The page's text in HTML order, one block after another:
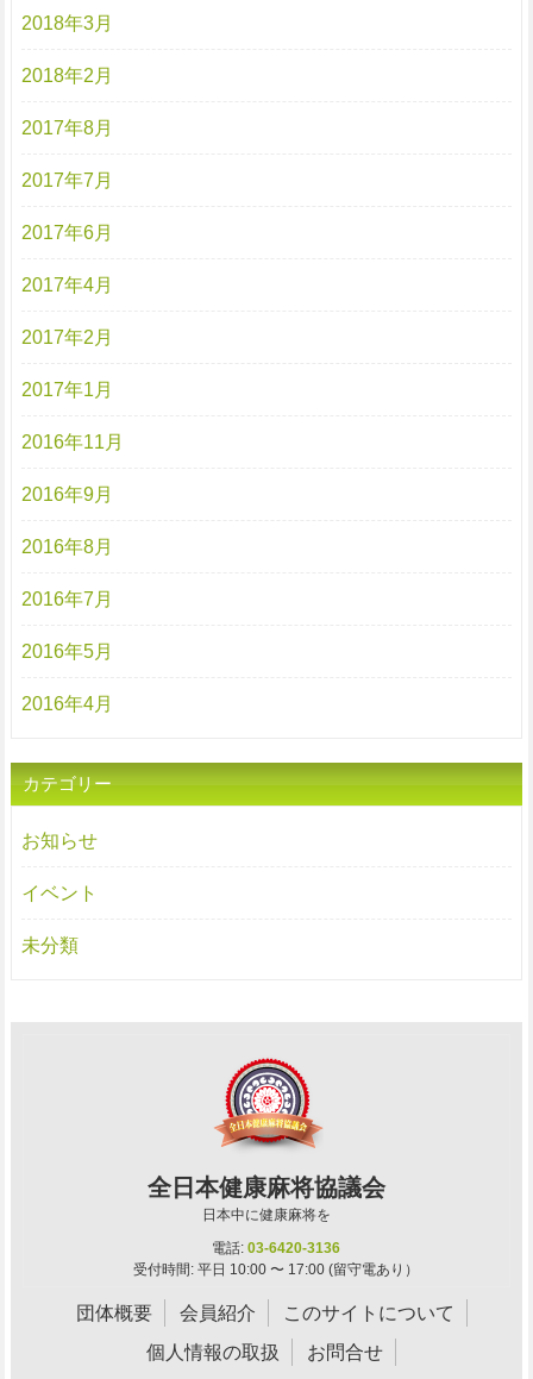
2018年3月
2018年2月
2017年8月
2017年7月
2017年6月
2017年4月
2017年2月
2017年1月
2016年11月
2016年9月
2016年8月
2016年7月
2016年5月
2016年4月
カテゴリー
お知らせ
イベント
未分類
全日本健康麻将協議会
日本中に健康麻将を
電話:03-6420-3136
受付時間: 平日 10:00 〜 17:00 (留守電あり）
団体概要 会員紹介
このサイトについて
個人情報の取扱
お問合せ